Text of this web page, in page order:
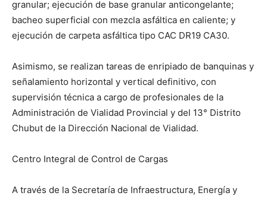
granular; ejecución de base granular anticongelante;
bacheo superficial con mezcla asfáltica en caliente; y
ejecución de carpeta asfáltica tipo CAC DR19 CA30.
Asimismo, se realizan tareas de enripiado de banquinas y
señalamiento horizontal y vertical definitivo, con
supervisión técnica a cargo de profesionales de la
Administración de Vialidad Provincial y del 13° Distrito
Chubut de la Dirección Nacional de Vialidad.
Centro Integral de Control de Cargas
A través de la Secretaría de Infraestructura, Energía y